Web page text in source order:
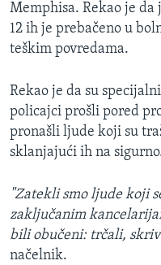
Memphisa. Rekao je da
12 ih je prebačeno u
teškim povredama.
Rekao je da su
policajci prošli pored
pronašli ljude koji su
sklanjajući ih na
"Zatekli smo ljude koji
zaključanim
bili obučeni: trčali,
načelnik.